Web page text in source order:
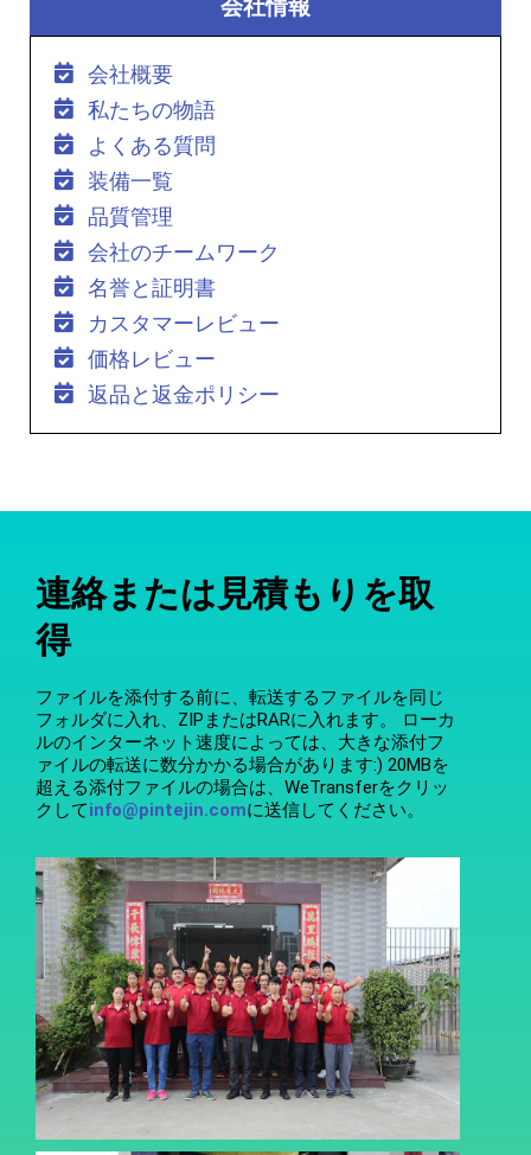
会社情報
会社概要
私たちの物語
よくある質問
装備一覧
品質管理
会社のチームワーク
名誉と証明書
カスタマーレビュー
価格レビュー
返品と返金ポリシー
連絡または見積もりを取
得
ファイルを添付する前に、転送するファイルを同じ
フォルダに入れ、ZIPまたはRARに入れます。 ローカ
ルのインターネット速度によっては、大きな添付フ
ァイルの転送に数分かかる場合があります:) 20MBを
超える添付ファイルの場合は、WeTransferをクリッ
クしてinfo@pintejin.comに送信してください。